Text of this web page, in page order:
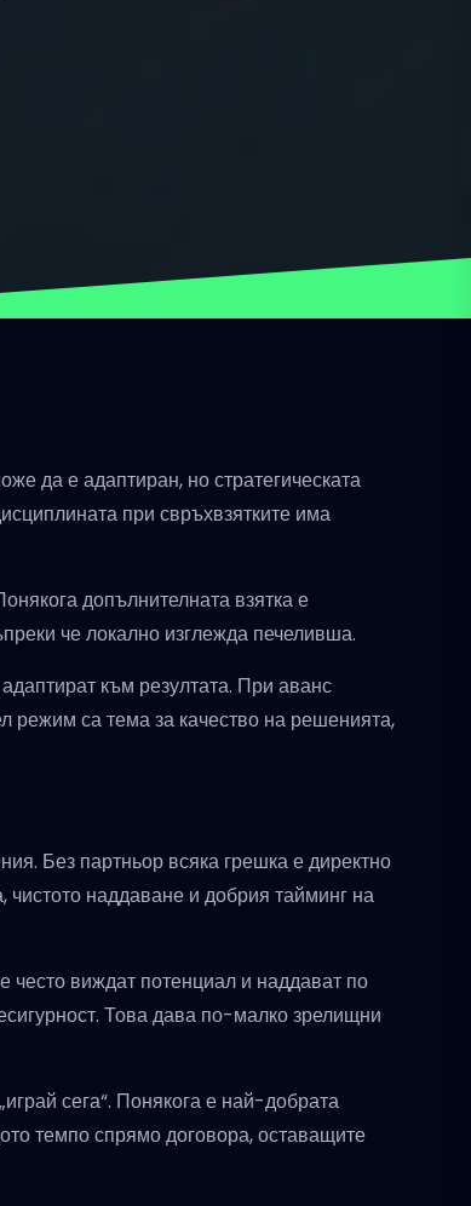
да е адаптиран, но стратегическата
при свръхвзятките има
допълнителната взятка е
че локално изглежда печеливша.
към резултата. При аванс
режим са тема за качество на решенията,
Без партньор всяка грешка е директно
наддаване и добрия тайминг на
често виждат потенциал и наддават по
Това дава по-малко зрелищни
сега“. Понякога е най-добрата
темпо спрямо договора, оставащите